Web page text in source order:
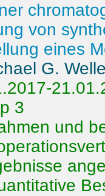
von
eines
G.
3
und